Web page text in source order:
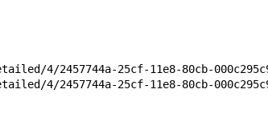
4/2457744a-25cf-11e8-80cb-
4/2457744a-25cf-11e8-80cb-